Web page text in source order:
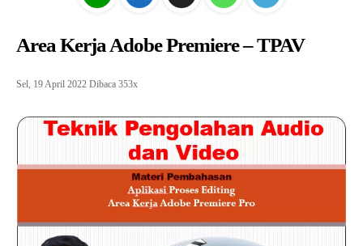
Akuntansi Dan Keuangan Lembaga (AKL)
Otomatisasi dan Tata Kelola Perkantoran (OTKP)
Galeri
Video
Materi + Tugas
Kumpulan Soal
Materi TPAV
Materi Komputer dan Jaringan Dasar
Materi Pemograman Dasar
Akuntansi
Bisnis Daring dan Pemasaran
Humas
Area Kerja Adobe Premiere – TPAV
Sel, 19 April 2022 Dibaca 353x